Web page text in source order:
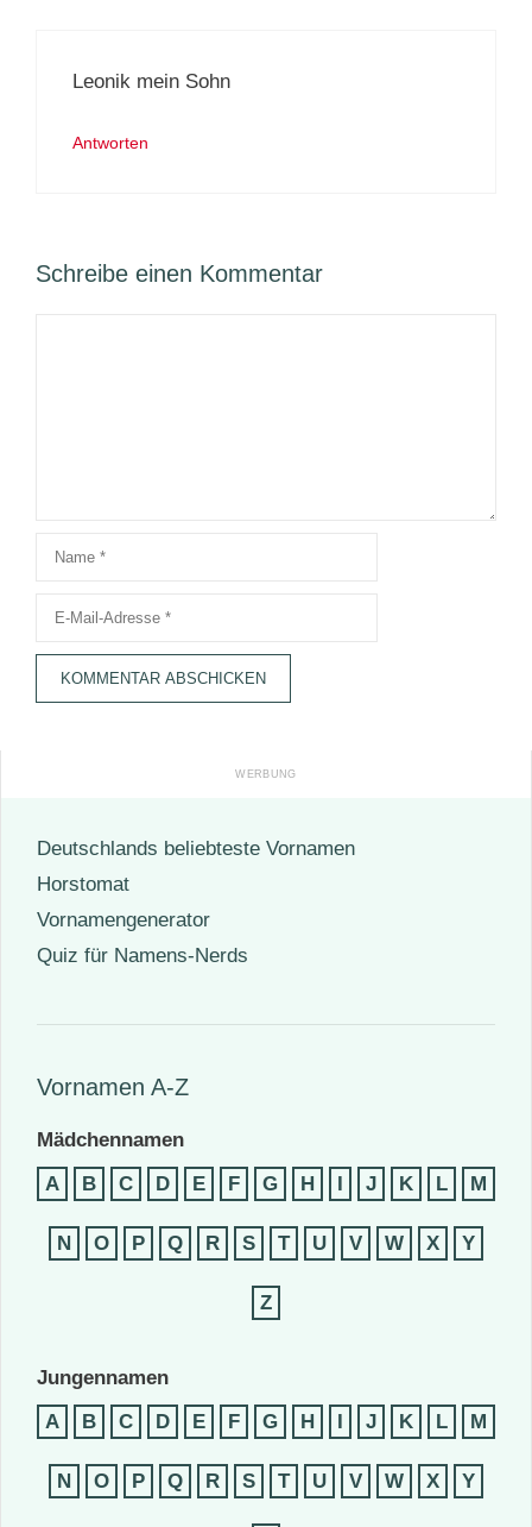
Leonik mein Sohn
Antworten
Schreibe einen Kommentar
Name
Adresse
Deutschlands beliebteste Vornamen
Horstomat
Vornamengenerator
Quiz für Namens-Nerds
Vornamen A-Z
Mädchennamen
A
B C D E F G H J K L M
N O P Q R S T U V W X Y
Z
Jungennamen
A
B C D E F G H J K L M
N O P Q R S T U V W X Y